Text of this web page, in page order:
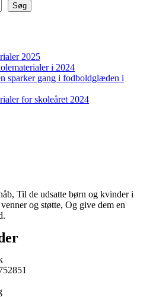
Søg
2025
i 2024
sparker gang i fodboldglæden i
for skoleåret 2024
Til de udsatte børn og kvinder i
og støtte, Og give dem en